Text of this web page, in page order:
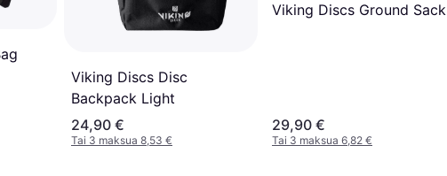
Viking Discs Disc
Backpack Light
24,90 €
Tai 3 maksua 8,53 €
Viking Discs Ground Sack
29,90 €
Tai 3 maksua 6,82 €